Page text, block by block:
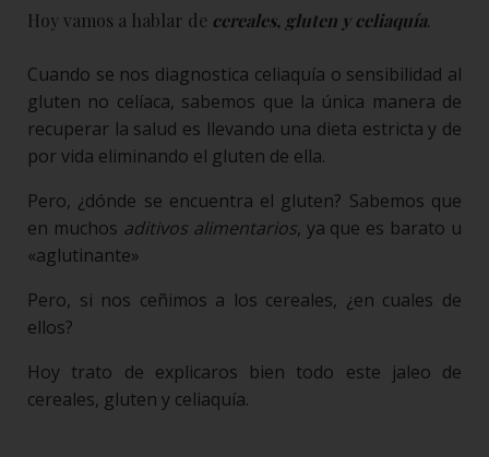
Hoy vamos a hablar de cereales, gluten y celiaquía.
Cuando se nos diagnostica celiaquía o sensibilidad al
gluten no celíaca, sabemos que la única manera de
recuperar la salud es llevando una dieta estricta y de
por vida eliminando el gluten de ella.
Pero, ¿dónde se encuentra el gluten? Sabemos que
en muchos aditivos alimentarios, ya que es barato u
«aglutinante»
Pero, si nos ceñimos a los cereales, ¿en cuales de
ellos?
Hoy trato de explicaros bien todo este jaleo de
cereales, gluten y celiaquía.